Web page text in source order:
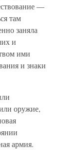
—
там
заняла
и
ими
и знаки
оружие,
армия.